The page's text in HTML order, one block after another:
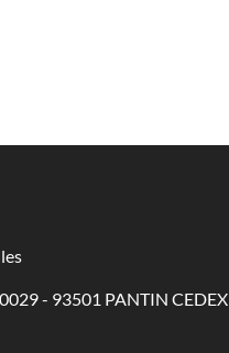
- 93501 PANTIN CEDEX